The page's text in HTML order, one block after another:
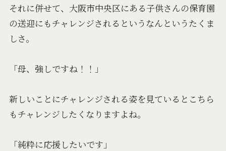
それに併せて、大阪市中央区にある子供さんの保育園
の送迎にもチャレンジされるというなんというたくま
しさ。
「母、強しですね！！」
新しいことにチャレンジされる姿を見ているとこちら
もチャレンジしたくなりますよね。
「純粋に応援したいです」